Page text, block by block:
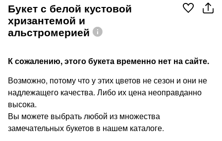
Букет с белой кустовой
хризантемой и
альстромерией
К сожалению, этого букета временно нет на сайте.
Возможно, потому что у этих цветов не сезон и они не
надлежащего качества. Либо их цена неоправданно
высока.
Вы можете выбрать любой из множества
замечательных букетов в нашем каталоге.